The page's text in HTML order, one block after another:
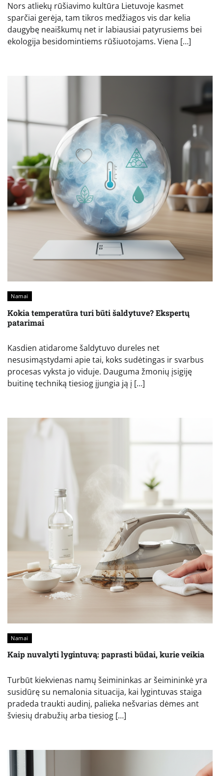
Nors atliekų rūšiavimo kultūra Lietuvoje kasmet
sparčiai gerėja, tam tikros medžiagos vis dar kelia
daugybę neaiškumų net ir labiausiai patyrusiems bei
ekologija besidomintiems rūšiuotojams. Viena […]
Namai
Kokia temperatūra turi būti šaldytuve? Ekspertų
patarimai
Kasdien atidarome šaldytuvo dureles net
nesusimąstydami apie tai, koks sudėtingas ir svarbus
procesas vyksta jo viduje. Dauguma žmonių įsigiję
buitinę techniką tiesiog įjungia ją į […]
Namai
Kaip nuvalyti lygintuvą: paprasti būdai, kurie veikia
Turbūt kiekvienas namų šeimininkas ar šeimininkė yra
susidūrę su nemalonia situacija, kai lygintuvas staiga
pradeda traukti audinį, palieka nešvarias dėmes ant
šviesių drabužių arba tiesiog […]